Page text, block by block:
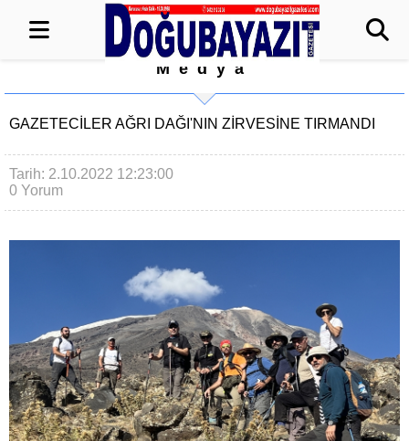
Medya
GAZETECİLER AĞRI DAĞI'NIN ZİRVESİNE TIRMANDI
Tarih: 2.10.2022 12:23:00
0 Yorum